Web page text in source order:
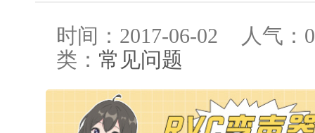
时间：2017-06-02 人气： 0
类： 常见问题